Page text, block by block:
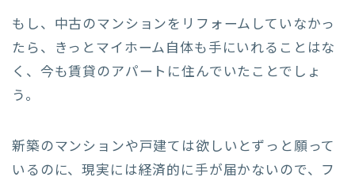
もし、中古のマンションをリフォームしていなかっ
たら、きっとマイホーム自体も手にいれることはな
く、今も賃貸のアパートに住んでいたことでしょ
う。
新築のマンションや戸建ては欲しいとずっと願って
いるのに、現実には経済的に手が届かないので、フ